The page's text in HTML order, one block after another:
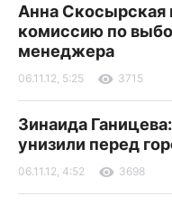
Анна Скосырская
комиссию по
менеджера
06.11.12, 5:25 3715
Зинаида
унизили перед
06.11.12, 4:52 3698